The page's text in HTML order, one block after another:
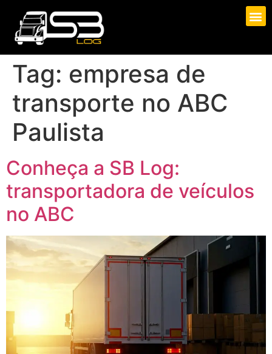
Tag: empresa de
transporte no ABC
Paulista
Conheça a SB Log:
transportadora de veículos
no ABC